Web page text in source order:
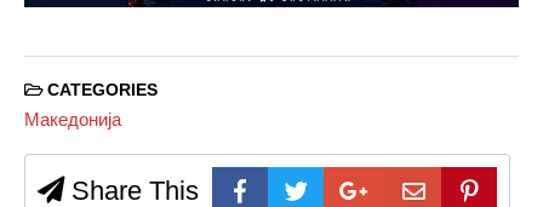
CATEGORIES
Македонија
Share This